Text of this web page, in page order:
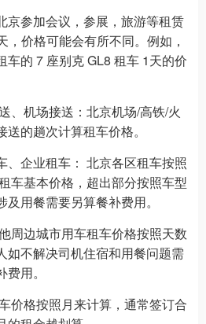
京参加会议，参展，旅游等租赁
，价格可能会有所不同。例如，
车的 7 座别克 GL8 租车 1天的价
、机场接送：北京机场/高铁/火
的趟次计算租车价格。
、企业租车： 北京各区租车按照
车基本价格，超出部分按照车型
用餐需要另算餐补费用。
周边城市用车租车价格按照天数
如不解决司机住宿和用餐问题需
用。
价格按照月来计算，通常签订合